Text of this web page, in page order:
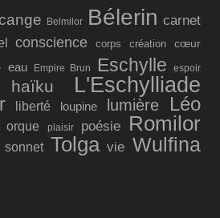
Belmilor Bélerin carnet
conscience corps création cœur
eau Empire Brun Eschylle espoir
haïku L'Eschylliade
liberté loupine lumière Léo
orque plaisir poésie Romilor
sonnet Tolga vie Wulfina